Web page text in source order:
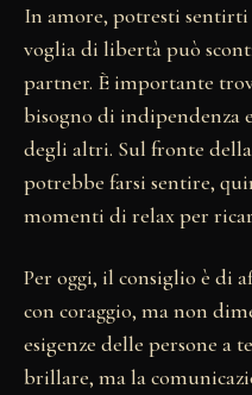
In amore, potresti
voglia di libertà può
partner. È importante
bisogno di indipendenza
degli altri. Sul fronte
potrebbe farsi sentire,
momenti di relax per
Per oggi, il consiglio è di
con coraggio, ma non
esigenze delle persone a
brillare, ma la